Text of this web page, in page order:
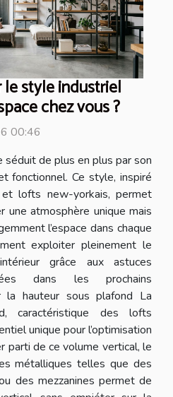
style industriel
chez vous ?
00:46
séduit de plus en plus par son
fonctionnel. Ce style, inspiré
lofts new-yorkais, permet
une atmosphère unique mais
l’espace dans chaque
exploiter pleinement le
grâce aux astuces
dans les prochains
la hauteur sous plafond La
caractéristique des lofts
unique pour l’optimisation
parti de ce volume vertical, le
métalliques telles que des
des mezzanines permet de